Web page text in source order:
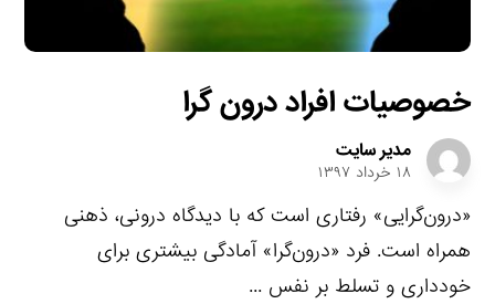
خصوصیات افراد درون گرا
مدیر سایت
۱۸ خرداد ۱۳۹۷
«درون‌گرایی» رفتاری است که با دیدگاه درونی، ذهنی
همراه است. فرد «درون‌گرا» آمادگی بیشتری برای
خودداری و تسلط بر نفس ...